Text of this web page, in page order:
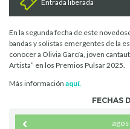
Entrada liberada
En la segunda fecha de este
bandas y solistas emergentes de la
conocer a Olivia García, joven
Artista” en los Premios Pulsar 2025.
Más información aquí.
FECHAS